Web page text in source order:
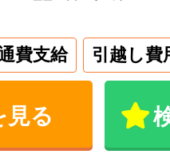
費支給 引越し費
見る